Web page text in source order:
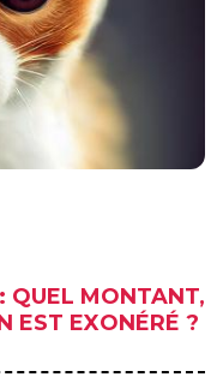
QUEL MONTANT,
EST EXONÉRÉ ?